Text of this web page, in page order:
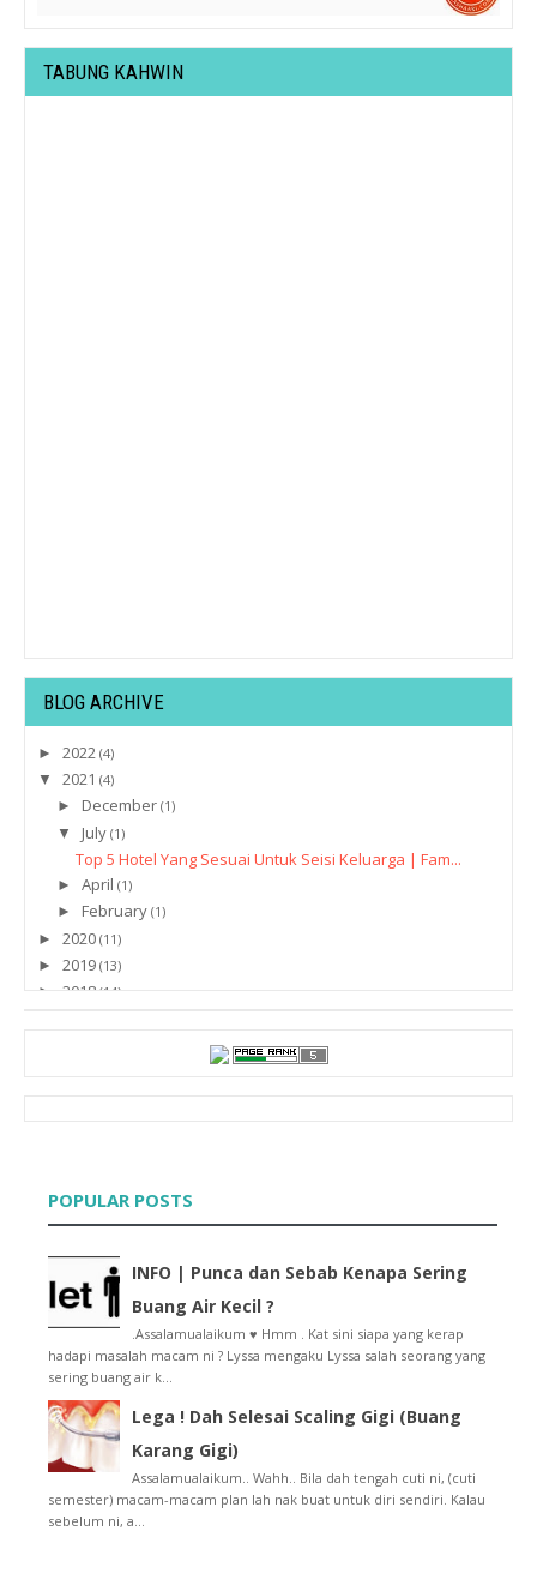
TABUNG KAHWIN
BLOG ARCHIVE
► 2022 (4)
▼ 2021 (4)
► December (1)
▼ July (1)
Top 5 Hotel Yang Sesuai Untuk Seisi Keluarga | Fam...
► April (1)
► February (1)
► 2020 (11)
► 2019 (13)
► 2018 (14)
►2010(52)
POPULAR POSTS
INFO | Punca dan Sebab Kenapa Sering
Buang Air Kecil ?
.Assalamualaikum ♥ Hmm . Kat sini siapa yang kerap
hadapi masalah macam ni ? Lyssa mengaku Lyssa salah seorang yang
sering buang air k...
Lega ! Dah Selesai Scaling Gigi (Buang
Karang Gigi)
Assalamualaikum.. Wahh.. Bila dah tengah cuti ni, (cuti
semester) macam-macam plan lah nak buat untuk diri sendiri. Kalau
sebelum ni, a...